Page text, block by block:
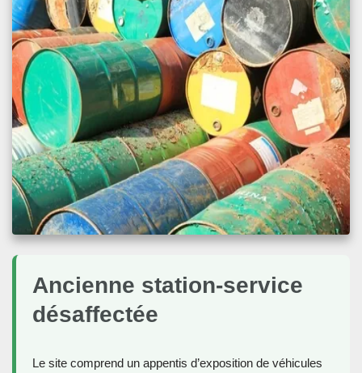
Ancienne station-service
désaffectée
Le site comprend un appentis d’exposition de véhicules